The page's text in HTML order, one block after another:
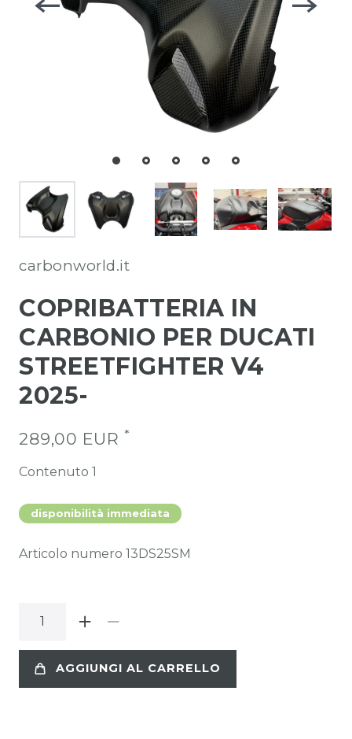
carbonworld.it
COPRIBATTERIA IN
CARBONIO PER DUCATI
STREETFIGHTER V4
2025-
289,00 EUR *
Contenuto 1
disponibilità immediata
Articolo numero 13DS25SM
AGGIUNGI AL CARRELLO